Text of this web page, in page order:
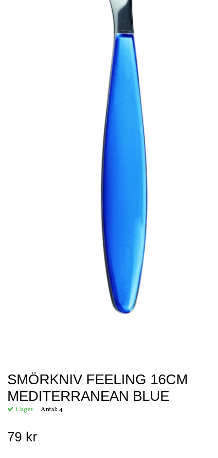
SMÖRKNIV FEELING 16CM
MEDITERRANEAN BLUE
I lager. Antal: 4
79 kr